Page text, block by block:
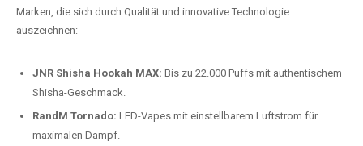
Marken, die sich durch Qualität und innovative Technologie
auszeichnen:
JNR Shisha Hookah MAX: Bis zu 22.000 Puffs mit authentischem
Shisha-Geschmack.
RandM Tornado: LED-Vapes mit einstellbarem Luftstrom für
maximalen Dampf.